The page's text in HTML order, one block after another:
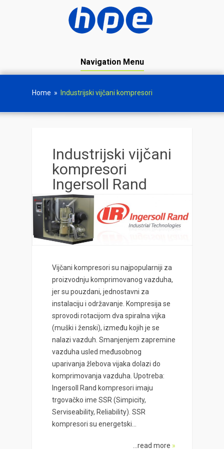
Navigation Menu
Home » Industrijski vijčani kompresori
Industrijski vijčani
kompresori
Ingersoll Rand
Vijčani kompresori su najpopularniji za
proizvodnju komprimovanog vazduha,
jer su pouzdani, jednostavni za
instalaciju i održavanje. Kompresija se
sprovodi rotacijom dva spiralna vijka
(muški i ženski), između kojih je se
nalazi vazduh. Smanjenjem zapremine
vazduha usled međusobnog
uparivanja žlebova vijaka dolazi do
komprimovanja vazduha. Upotreba:
Ingersoll Rand kompresori imaju
trgovačko ime SSR (Simpicity,
Serviseability, Reliability). SSR
kompresori su energetski...
...read more »